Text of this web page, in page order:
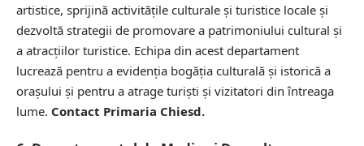
artistice, sprijină activitățile culturale și turistice locale și
dezvoltă strategii de promovare a patrimoniului cultural și
a atracțiilor turistice. Echipa din acest departament
lucrează pentru a evidenția bogăția culturală și istorică a
orașului și pentru a atrage turiști și vizitatori din întreaga
lume. Contact Primaria Chiesd.